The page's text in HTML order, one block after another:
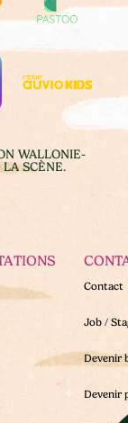
WALLONIE-
SCÈNE.
Contact
Job /
Devenir
Devenir